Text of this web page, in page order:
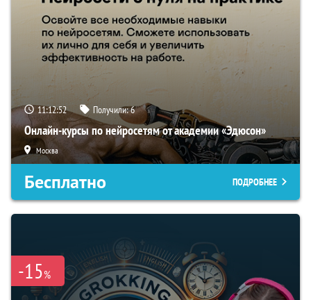
11:12:51 Получили:6
Онлайн-курсы по нейросетям от академии «Эдюсон»
Москва
Бесплатно ПОДРОБНЕЕ
-15%